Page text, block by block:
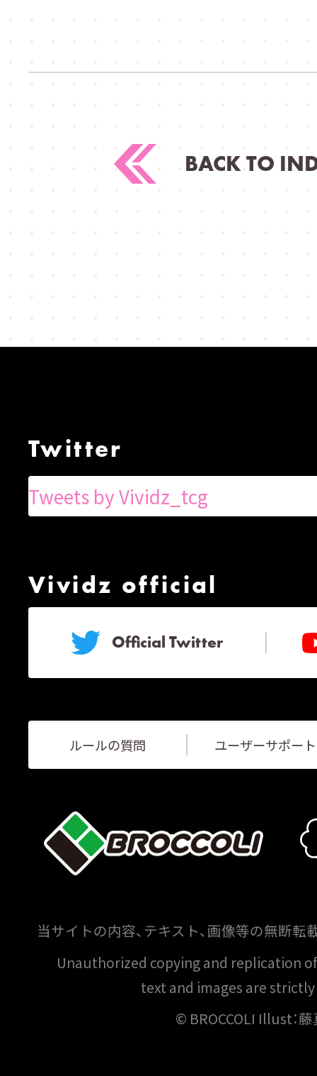
BACK TO
Twitter
Tweets by Vividz_tcg
Vividz official
Official Twitter
ルールの質問 ユーザーサポート
当サイトの内容、テキスト、画像等の無断転
Unauthorized copying and replication
text and images are
© BROCCOLI Illust：